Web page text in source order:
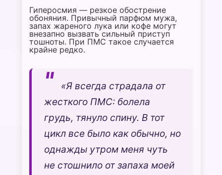
Гиперосмия — резкое обострение
обоняния. Привычный парфюм мужа,
запах жареного лука или кофе могут
внезапно вызвать сильный приступ
тошноты. При ПМС такое случается
крайне редко.
«Я всегда страдала от
жесткого ПМС: болела
грудь, тянуло спину. В тот
цикл все было как обычно, но
однажды утром меня чуть
не стошнило от запаха моей